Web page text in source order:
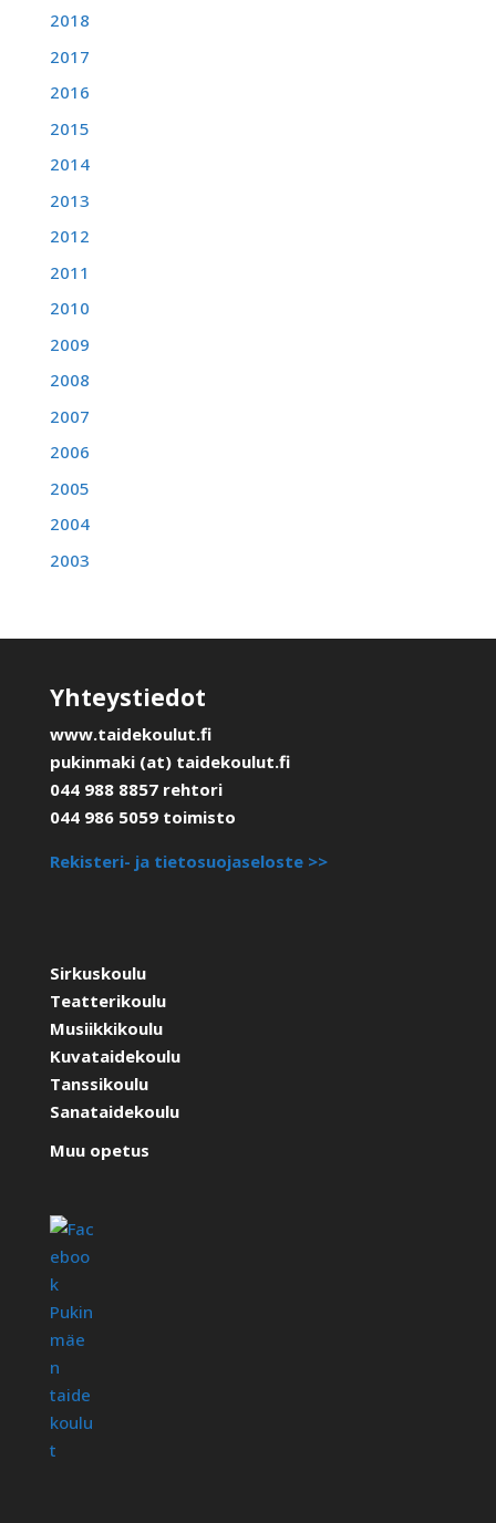
2018
2017
2016
2015
2014
2013
2012
2011
2010
2009
2008
2007
2006
2005
2004
2003
Yhteystiedot
www.taidekoulut.fi
pukinmaki (at) taidekoulut.fi
044 988 8857 rehtori
044 986 5059 toimisto
Rekisteri- ja tietosuojaseloste >>
Sirkuskoulu
Teatterikoulu
Musiikkikoulu
Kuvataidekoulu
Tanssikoulu
Sanataidekoulu
Muu opetus